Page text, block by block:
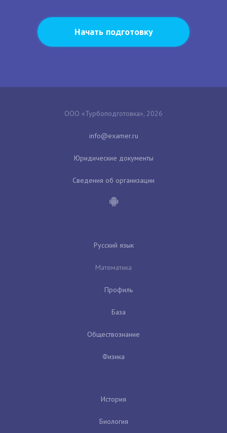
Начать подготовку
ООО «Турбоподготовка», 2026
Юридические документы
Сведения об организации
Русский язык
Математика
Профиль
База
Обществознание
Физика
История
Биология